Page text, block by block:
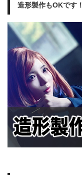
造形製作もOKです！